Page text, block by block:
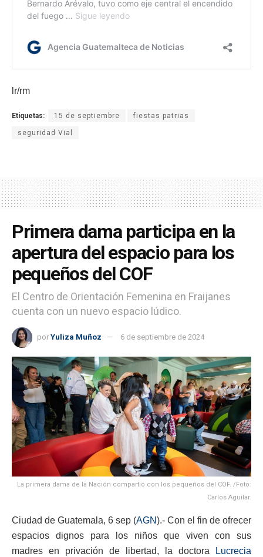
lr/rm
Etiquetas: 15 de septiembre fiestas patrias
seguridad Vial
Primera dama participa en la
apertura del espacio para los
pequeños del COF
El Centro de Orientación Femenina en Fraijanes
cuenta con un nuevo espacio lúdico.
por Yuliza Muñoz 6 de septiembre de 2024
La primera dama de la Nación compartió con los pequeños del COF. /Foto:
Carlos Aguilar.
Ciudad de Guatemala, 6 sep (AGN).- Con el fin de ofrecer
espacios dignos para los niños que viven con sus
madres en privación de libertad, la doctora
Lucrecia